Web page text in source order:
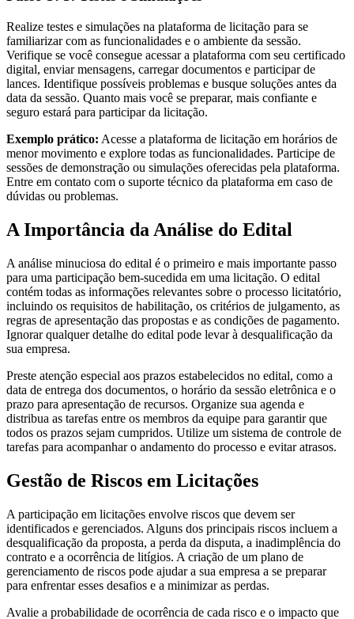
Realize testes e simulações na plataforma de licitação para se
familiarizar com as funcionalidades e o ambiente da sessão.
Verifique se você consegue acessar a plataforma com seu certificado
digital, enviar mensagens, carregar documentos e participar de
lances. Identifique possíveis problemas e busque soluções antes da
data da sessão. Quanto mais você se preparar, mais confiante e
seguro estará para participar da licitação.
Exemplo prático: Acesse a plataforma de licitação em horários de
menor movimento e explore todas as funcionalidades. Participe de
sessões de demonstração ou simulações oferecidas pela plataforma.
Entre em contato com o suporte técnico da plataforma em caso de
dúvidas ou problemas.
A Importância da Análise do Edital
A análise minuciosa do edital é o primeiro e mais importante passo
para uma participação bem-sucedida em uma licitação. O edital
contém todas as informações relevantes sobre o processo licitatório,
incluindo os requisitos de habilitação, os critérios de julgamento, as
regras de apresentação das propostas e as condições de pagamento.
Ignorar qualquer detalhe do edital pode levar à desqualificação da
sua empresa.
Preste atenção especial aos prazos estabelecidos no edital, como a
data de entrega dos documentos, o horário da sessão eletrônica e o
prazo para apresentação de recursos. Organize sua agenda e
distribua as tarefas entre os membros da equipe para garantir que
todos os prazos sejam cumpridos. Utilize um sistema de controle de
tarefas para acompanhar o andamento do processo e evitar atrasos.
Gestão de Riscos em Licitações
A participação em licitações envolve riscos que devem ser
identificados e gerenciados. Alguns dos principais riscos incluem a
desqualificação da proposta, a perda da disputa, a inadimplência do
contrato e a ocorrência de litígios. A criação de um plano de
gerenciamento de riscos pode ajudar a sua empresa a se preparar
para enfrentar esses desafios e a minimizar as perdas.
Avalie a probabilidade de ocorrência de cada risco e o impacto que